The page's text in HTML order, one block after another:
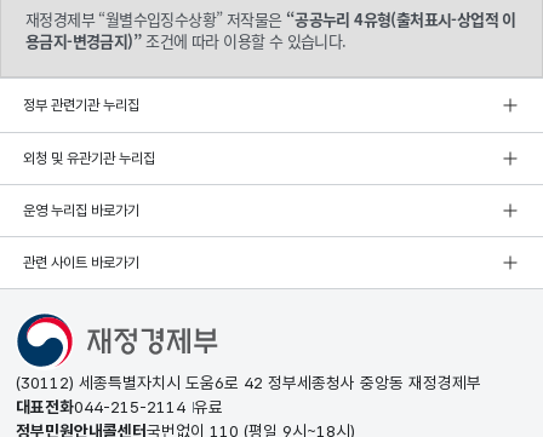
재정경제부 “월별수입징수상황” 저작물은 “공공누리 4유형(출처표시-상업적 이
용금지-변경금지)”조건에 따라 이용할 수 있습니다.
정부 관련기관 누리집
외청 및 유관기관 누리집
운영 누리집 바로가기
관련 사이트 바로가기
(30112) 세종특별자치시 도움6로 42 정부세종청사 중앙동 재정경제부
대표전화044-215-2114 유료
정부민원안내콜센터국번없이 110 (평일 9시~18시)